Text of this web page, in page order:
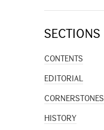
SECTIONS
CONTENTS
EDITORIAL
CORNERSTONES
HISTORY